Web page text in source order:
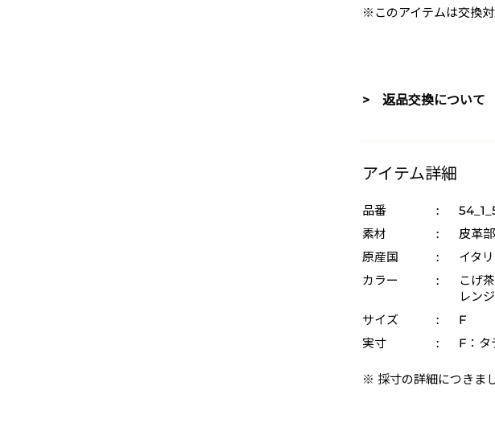
※このアイテムは交換
> 返品交換について
アイテム詳細
品番 :
素材
:
皮革
原産国
:
イタ
カラー
:
こげ
レン
サイズ
:
F
実寸
: F：タ
※ 採寸の詳細につきま